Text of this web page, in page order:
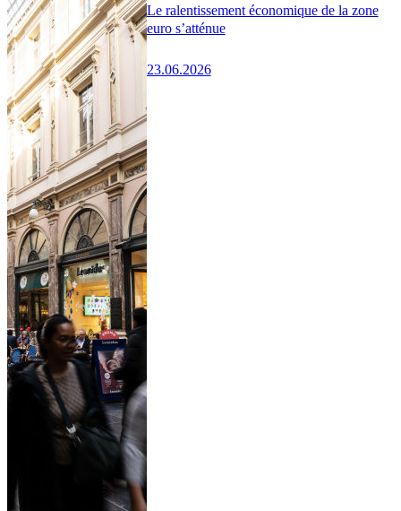
Le ralentissement économique de la zone
euro s’atténue
23.06.2026